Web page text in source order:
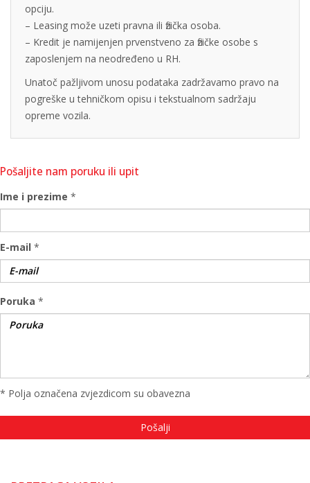
opciju.
– Leasing može uzeti pravna ili fizička osoba.
– Kredit je namijenjen prvenstveno za fizičke osobe s
zaposlenjem na neodređeno u RH.
Unatoč pažljivom unosu podataka zadržavamo pravo na
pogreške u tehničkom opisu i tekstualnom sadržaju
opreme vozila.
Pošaljite nam poruku ili upit
Ime i prezime *
E-mail *
Poruka *
* Polja označena zvjezdicom su obavezna